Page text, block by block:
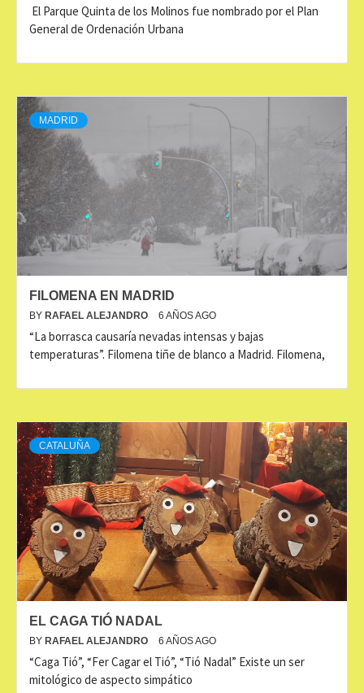
El Parque Quinta de los Molinos fue nombrado por el Plan
General de Ordenación Urbana
MADRID
FILOMENA EN MADRID
BY RAFAEL ALEJANDRO 6 AÑOS AGO
“La borrasca causaría nevadas intensas y bajas
temperaturas”. Filomena tiñe de blanco a Madrid. Filomena,
CATALUÑA
EL CAGA TIÓ NADAL
BY RAFAEL ALEJANDRO 6 AÑOS AGO
“Caga Tió”, “Fer Cagar el Tió”, “Tió Nadal” Existe un ser
mitológico de aspecto simpático